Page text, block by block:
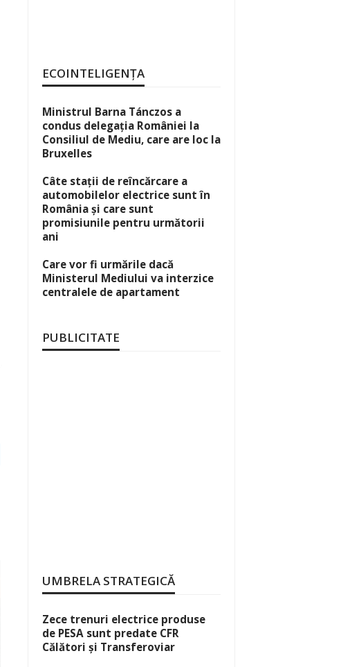
ECOINTELIGENȚA
Ministrul Barna Tánczos a
condus delegația României la
Consiliul de Mediu, care are loc la
Bruxelles
Câte stații de reîncărcare a
automobilelor electrice sunt în
România și care sunt
promisiunile pentru următorii
ani
Care vor fi urmările dacă
Ministerul Mediului va interzice
centralele de apartament
PUBLICITATE
UMBRELA STRATEGICĂ
Zece trenuri electrice produse
de PESA sunt predate CFR
Călători și Transferoviar